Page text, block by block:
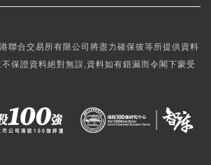
聯合交易所有限公司將盡力確保彼等所提供資料
保證資料絕對無誤,資料如有錯漏而令閣下蒙受